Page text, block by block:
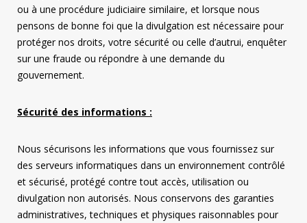
ou à une procédure judiciaire similaire, et lorsque nous
pensons de bonne foi que la divulgation est nécessaire pour
protéger nos droits, votre sécurité ou celle d’autrui, enquêter
sur une fraude ou répondre à une demande du
gouvernement.
Sécurité des informations :
Nous sécurisons les informations que vous fournissez sur
des serveurs informatiques dans un environnement contrôlé
et sécurisé, protégé contre tout accès, utilisation ou
divulgation non autorisés. Nous conservons des garanties
administratives, techniques et physiques raisonnables pour